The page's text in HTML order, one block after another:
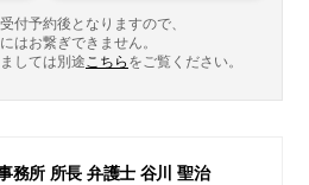
付予約後となりますので、
はお繋ぎできません。
しては別途こちら をご覧ください。
務所 所長 弁護士 谷川 聖治